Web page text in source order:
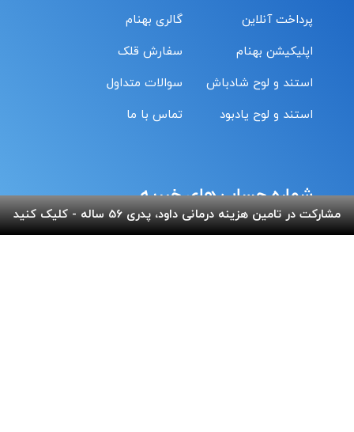
پرداخت آنلاین
اپلیکیشن بهنام
استند و لوح شادباش
استند و لوح یادبود
گالری بهنام
سفارش قلک
سوالات متداول
تماس با ما
شماره حساب های خیریه
مشارکت در تامین هزینه درمانی داود، پدری 56 ساله - کلیک کنید